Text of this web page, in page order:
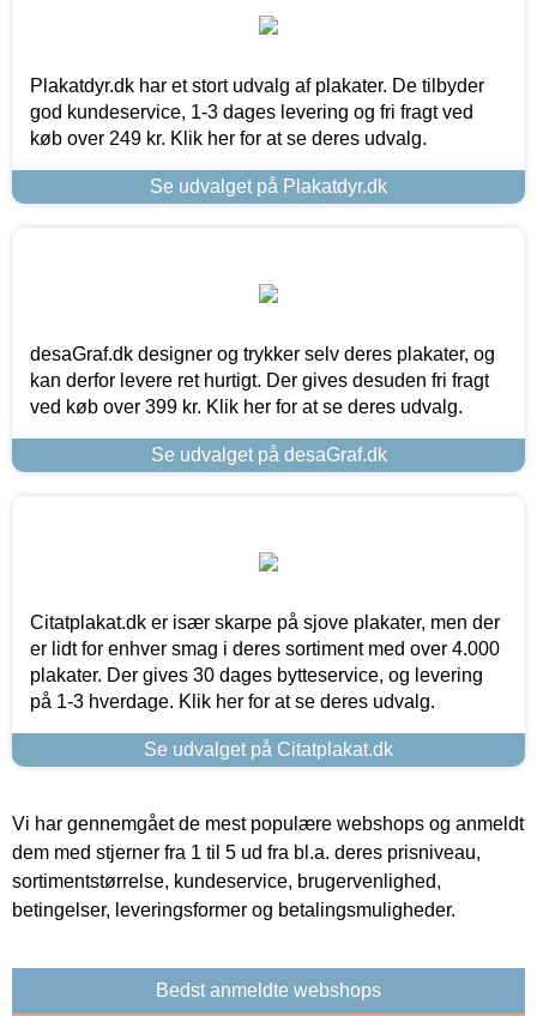
Plakatdyr.dk har et stort udvalg af plakater. De tilbyder
god kundeservice, 1-3 dages levering og fri fragt ved
køb over 249 kr. Klik her for at se deres udvalg.
Se udvalget på Plakatdyr.dk
desaGraf.dk designer og trykker selv deres plakater, og
kan derfor levere ret hurtigt. Der gives desuden fri fragt
ved køb over 399 kr. Klik her for at se deres udvalg.
Se udvalget på desaGraf.dk
Citatplakat.dk er især skarpe på sjove plakater, men der
er lidt for enhver smag i deres sortiment med over 4.000
plakater. Der gives 30 dages bytteservice, og levering
på 1-3 hverdage. Klik her for at se deres udvalg.
Se udvalget på Citatplakat.dk
Vi har gennemgået de mest populære webshops og anmeldt
dem med stjerner fra 1 til 5 ud fra bl.a. deres prisniveau,
sortimentstørrelse, kundeservice, brugervenlighed,
betingelser, leveringsformer og betalingsmuligheder.
Bedst anmeldte webshops